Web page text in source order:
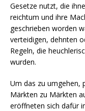
Gesetze nutzt, die
reichtum und ihre
geschrieben worden
verteidigen, dehnten
Regeln, die
wurden.
Um das zu umgehen,
Märkten zu Märkten
eröffneten sich dafür